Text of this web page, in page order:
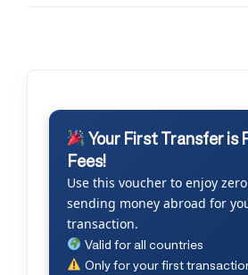
Your First Transfer is
Fees!
Use this voucher to enjoy
sending money abroad for
transaction.
Valid for all countries
Only for your first